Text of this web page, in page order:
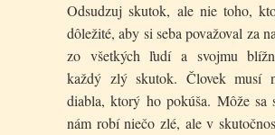
Odsudzuj skutok, ale nie toho,
dôležité, aby si seba považoval za
zo všetkých ľudí a svojmu
každý zlý skutok. Človek musí
diabla, ktorý ho pokúša. Môže sa
nám robí niečo zlé, ale v